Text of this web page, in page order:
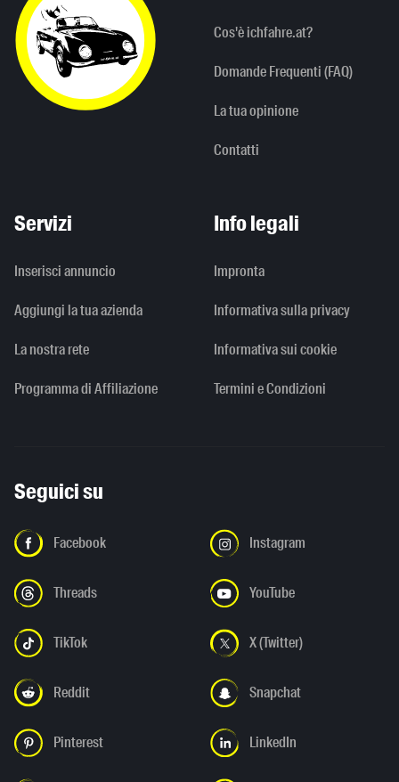
Cos'è ichfahre.at?
Domande Frequenti (FAQ)
La tua opinione
Contatti
Servizi
Inserisci annuncio
Aggiungi la tua azienda
La nostra rete
Programma di Affiliazione
Info legali
Impronta
Informativa sulla privacy
Informativa sui cookie
Termini e Condizioni
Seguici su
Facebook Instagram
Threads YouTube
TikTok X (Twitter)
Reddit Snapchat
Pinterest LinkedIn